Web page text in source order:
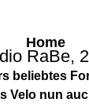
Home
RaBe,
beliebtes
Velo nun